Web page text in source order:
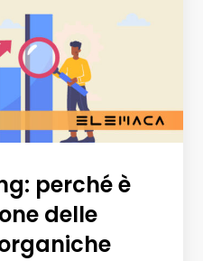
perché è
delle